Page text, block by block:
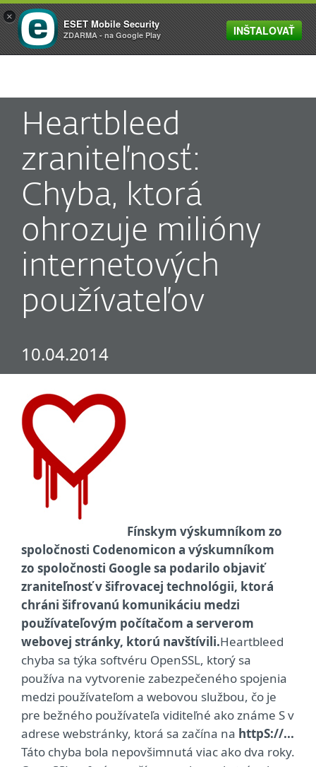
MENU
Heartbleed
zraniteľnosť:
Chyba, ktorá
ohrozuje milióny
internetových
používateľov
10.04.2014
Fínskym výskumníkom zo
spoločnosti Codenomicon a výskumníkom
zo spoločnosti Google sa podarilo objaviť
zraniteľnosť v šifrovacej technológii, ktorá
chráni šifrovanú komunikáciu medzi
používateľovým počítačom a serverom
webovej stránky, ktorú navštívili.Heartbleed
chyba sa týka softvéru OpenSSL, ktorý sa
používa na vytvorenie zabezpečeného spojenia
medzi používateľom a webovou službou, čo je
pre bežného používateľa viditeľné ako známe S v
adrese webstránky, ktorá sa začína na httpS://...
Táto chyba bola nepovšimnutá viac ako dva roky.
×
ESET Mobile Security
ZDARMA - na Google Play INŠTALOVAŤ